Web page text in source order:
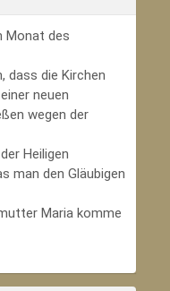
Monat des
dass die Kirchen
neuen
wegen der
Heiligen
man den Gläubigen
Maria komme